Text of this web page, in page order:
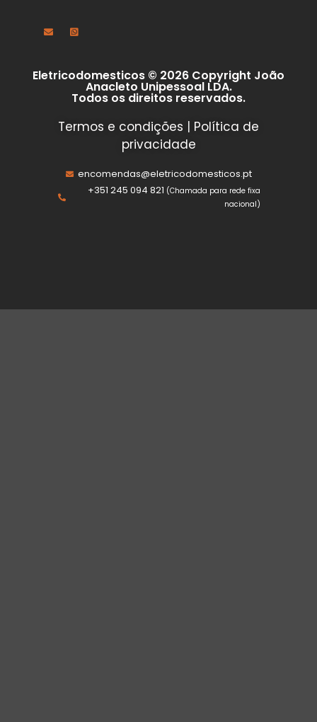
Eletricodomesticos © 2026 Copyright João
Anacleto Unipessoal LDA.
Todos os direitos reservados.
Termos e condições | Política de
privacidade
encomendas@eletricodomesticos.pt
+351 245 094 821 (Chamada para rede fixa
nacional)